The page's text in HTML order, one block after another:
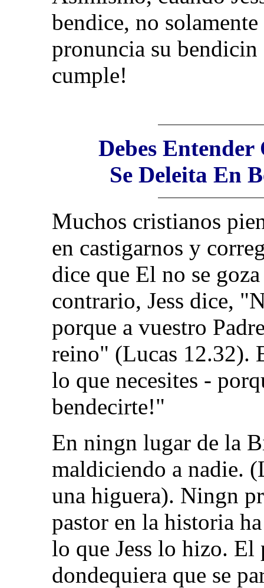
bendice, no
pronuncia su
cumple!
Debes Entender
Se Deleita En
Muchos cristianos
en castigarnos y
dice que El no se
contrario, Jess dice,
porque a vuestro
reino" (Lucas 12.32).
lo que necesites -
bendecirte!"
En ningn lugar de la
maldiciendo a nadie.
una higuera). Ningn
pastor en la historia
lo que Jess lo hizo. El
dondequiera que se